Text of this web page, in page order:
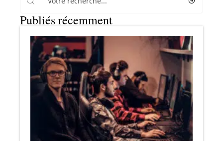
Publiés récemment